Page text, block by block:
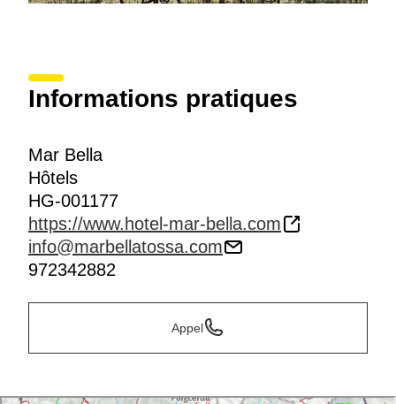
Informations pratiques
Mar Bella
Hôtels
HG-001177
https://www.hotel-mar-bella.com
info@marbellatossa.com
972342882
Appel